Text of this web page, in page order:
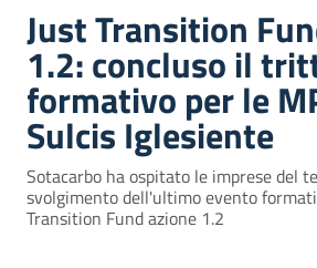
Just Transition
1.2: concluso il
formativo per le
Sulcis Iglesiente
Sotacarbo ha ospitato le imprese del
svolgimento dell'ultimo evento
Transition Fund azione 1.2